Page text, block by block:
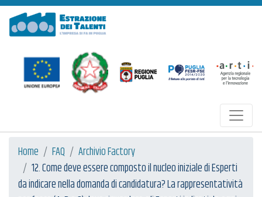
Estrazione dei Talenti
Home FAQ
Archivio Factory
12. Come deve essere composto il nucleo iniziale di Esperti
da indicare nella domanda di candidatura? La rappresentatività